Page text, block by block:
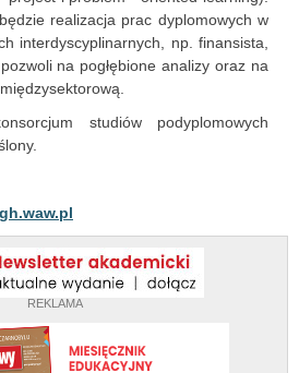
REKLAMA
realizacja prac dyplomowych w
interdyscyplinarnych, np. finansista,
na pogłębione analizy oraz na
studiów podyplomowych